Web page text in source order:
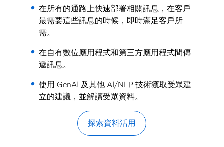
在所有的通路上快速部署相關訊息，在客戶
最需要這些訊息的時候，即時滿足客戶所
需。
在自有數位應用程式和第三方應用程式間傳
遞訊息。
使用 GenAI 及其他 AI/NLP 技術獲取受眾建
立的建議，並解讀受眾資料。
探索資料活用